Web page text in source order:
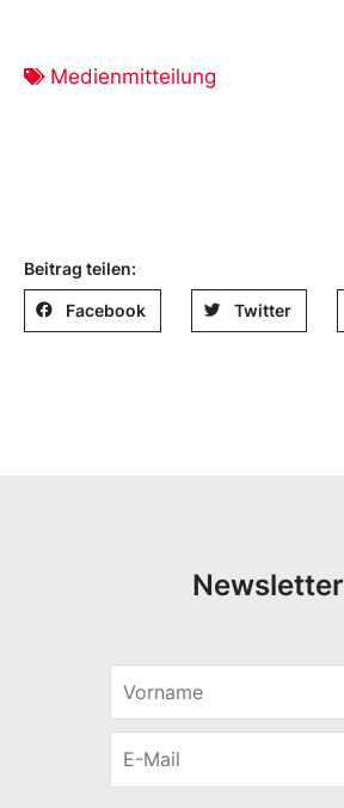
Medienmitteilung
Beitrag teilen:
Facebook Twitter
Newsletter
r
r
m
M